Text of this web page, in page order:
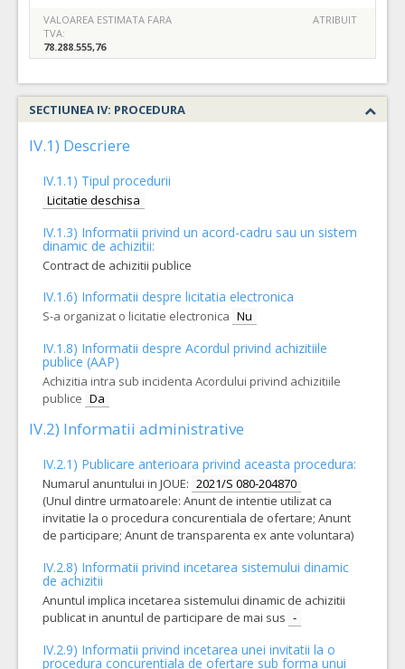
VALOAREA ESTIMATA FARA
TVA:
78.288.555,76
ATRIBUIT
SECTIUNEA IV: PROCEDURA
IV.1) Descriere
IV.1.1) Tipul procedurii
Licitatie deschisa
IV.1.3) Informatii privind un acord-cadru sau un sistem
dinamic de achizitii:
Contract de achizitii publice
IV.1.6) Informatii despre licitatia electronica
S-a organizat o licitatie electronica Nu
IV.1.8) Informatii despre Acordul privind achizitiile
publice (AAP)
Achizitia intra sub incidenta Acordului privind achizitiile
publice Da
IV.2) Informatii administrative
IV.2.1) Publicare anterioara privind aceasta procedura:
Numarul anuntului in JOUE: 2021/S 080-204870
(Unul dintre urmatoarele: Anunt de intentie utilizat ca
invitatie la o procedura concurentiala de ofertare; Anunt
de participare; Anunt de transparenta ex ante voluntara)
IV.2.8) Informatii privind incetarea sistemului dinamic
de achizitii
Anuntul implica incetarea sistemului dinamic de achizitii
publicat in anuntul de participare de mai sus -
IV.2.9) Informatii privind incetarea unei invitatii la o
procedura concurentiala de ofertare sub forma unui